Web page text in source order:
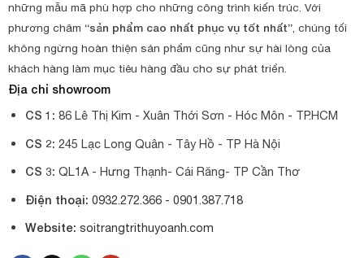
những mẫu mã phù hợp cho những công trình kiến trúc. Với
phương châm “sản phẩm cao nhất phục vụ tốt nhất”, chúng tối
không ngừng hoàn thiện sản phẩm cũng như sự hài lòng của
khách hàng làm mục tiêu hàng đầu cho sự phát triển.
Địa chỉ showroom
CS 1: 86 Lê Thị Kim - Xuân Thới Sơn - Hóc Môn - TP.HCM
CS 2: 245 Lạc Long Quân - Tây Hồ - TP Hà Nội
CS 3: QL1A - Hưng Thạnh- Cái Răng- TP Cần Thơ
Điện thoại: 0932.272.366 - 0901.387.718
Website: soitrangtrithuyoanh.com